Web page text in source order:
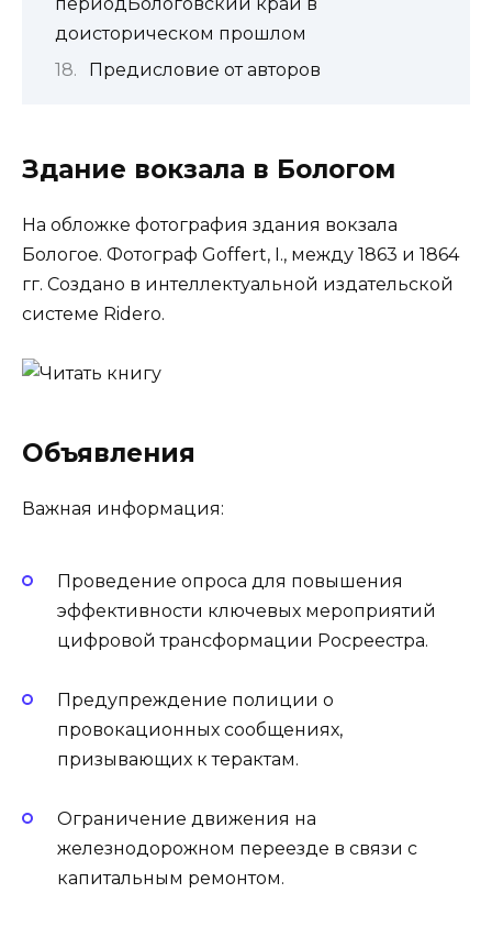
доисторическом прошлом
Предисловие от авторов
Здание вокзала в Бологом
На обложке фотография здания вокзала
Бологое. Фотограф Goffert, I., между 1863 и 1864
гг. Создано в интеллектуальной издательской
системе Ridero.
Объявления
Важная информация:
Проведение опроса для повышения
эффективности ключевых мероприятий
цифровой трансформации Росреестра.
Предупреждение полиции о
провокационных сообщениях,
призывающих к терактам.
Ограничение движения на
железнодорожном переезде в связи с
капитальным ремонтом.